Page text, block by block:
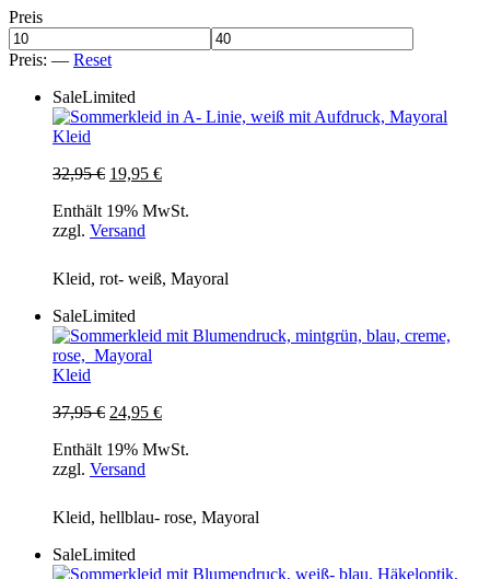
Preis
Preis: — Reset
SaleLimited
Kleid
32,95€ Ursprünglicher
war:
32,95 €
19,95 €Aktueller
ist:
Enthält 19% MwSt.
zzgl. Versand
Kleid, rot- weiß, Mayoral
SaleLimited
Kleid
37,95€ Ursprünglicher
war:
37,95 €
24,95 €Aktueller
ist:
Enthält 19% MwSt.
zzgl. Versand
Kleid, hellblau- rose, Mayoral
SaleLimited